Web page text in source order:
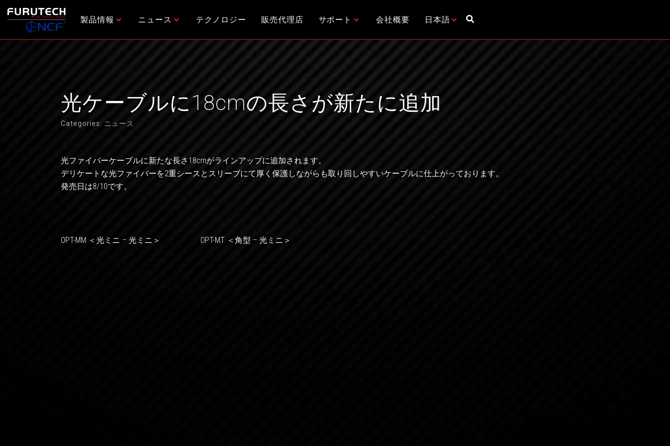
製品情報 ニュース テクノロジー 販売代理店 サポート 会社概要 日本語
光ケーブルに18cmの長さが新たに追加
Categories: ニュース
光ファイバーケーブルに新たな長さ18cmがラインアップに追加されます。
デリケートな光ファイバーを2重シースとスリーブにて厚く保護しながらも取り回しやすいケーブルに仕上がっております。
発売日は8/10です。
OPT-MM ＜光ミニ – 光ミニ＞ OPT-MT ＜角型 – 光ミニ＞